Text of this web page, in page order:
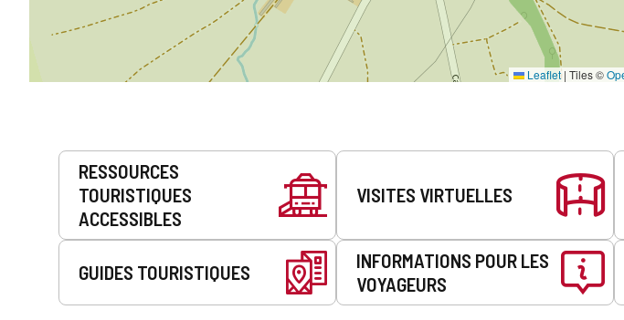
Leaflet | Tiles ©
Prestations
RESSOURCES
TOURISTIQUES
ACCESSIBLES
VISITES VIRTUELLES
GUIDES TOURISTIQUES
INFORMATIONS POUR LES
VOYAGEURS